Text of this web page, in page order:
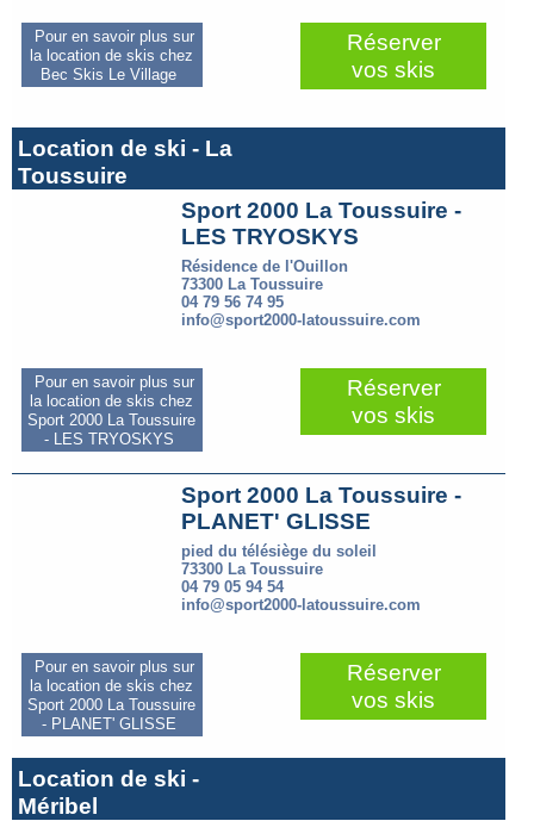
Pour en savoir plus sur
la location de skis chez
Bec Skis Le Village
Réserver
vos skis
Location de ski - La
Toussuire
Sport 2000 La Toussuire -
LES TRYOSKYS
Résidence de l'Ouillon
73300 La Toussuire
04 79 56 74 95
info@sport2000-latoussuire.com
Pour en savoir plus sur
la location de skis chez
Sport 2000 La Toussuire
- LES TRYOSKYS
Réserver
vos skis
Sport 2000 La Toussuire -
PLANET' GLISSE
pied du télésiège du soleil
73300 La Toussuire
04 79 05 94 54
info@sport2000-latoussuire.com
Pour en savoir plus sur
la location de skis chez
Sport 2000 La Toussuire
- PLANET' GLISSE
Réserver
vos skis
Location de ski -
Méribel